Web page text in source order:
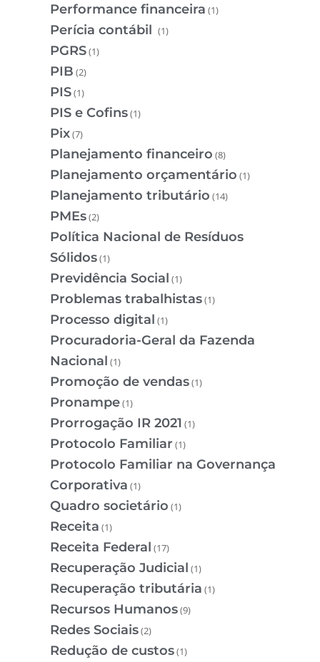
Performance financeira (1)
Perícia contábil (1)
PGRS(1)
PIB (2)
PIS(1)
PIS e Cofins(1)
Pix(7)
Planejamento financeiro (8)
Planejamento orçamentário (1)
Planejamento tributário (14)
PMEs(2)
Política Nacional de Resíduos
Sólidos(1)
Previdência Social (1)
Problemas trabalhistas(1)
Processo digital (1)
Procuradoria-Geral da Fazenda
Nacional (1)
Promoção de vendas(1)
Pronampe(1)
Prorrogação IR 2021 (1)
Protocolo Familiar (1)
Protocolo Familiar na Governança
Corporativa (1)
Quadro societário (1)
Receita (1)
Receita Federal (17)
Recuperação Judicial (1)
Recuperação tributária (1)
Recursos Humanos(9)
Redes Sociais(2)
Redução de custos(1)